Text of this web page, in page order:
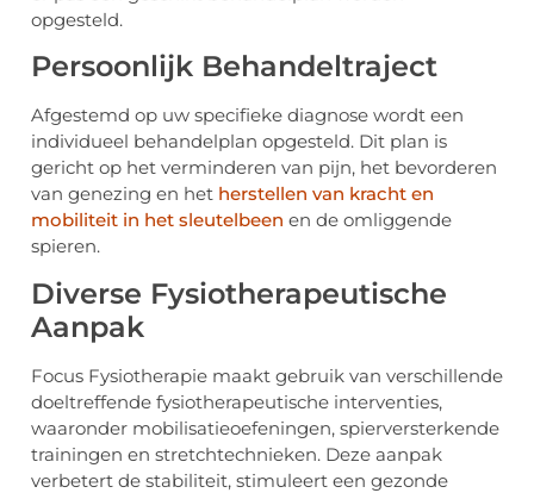
opgesteld.
Persoonlijk Behandeltraject
Afgestemd op uw specifieke diagnose wordt een
individueel behandelplan opgesteld. Dit plan is
gericht op het verminderen van pijn, het bevorderen
van genezing en het herstellen van kracht en
mobiliteit in het sleutelbeen en de omliggende
spieren.
Diverse Fysiotherapeutische
Aanpak
Focus Fysiotherapie maakt gebruik van verschillende
doeltreffende fysiotherapeutische interventies,
waaronder mobilisatieoefeningen, spierversterkende
trainingen en stretchtechnieken. Deze aanpak
verbetert de stabiliteit, stimuleert een gezonde